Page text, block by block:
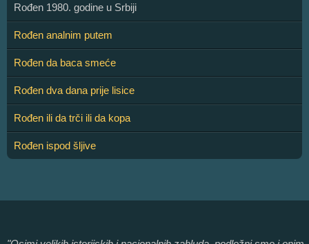
Rođen 1980. godine u Srbiji
Rođen analnim putem
Rođen da baca smeće
Rođen dva dana prije lisice
Rođen ili da trči ili da kopa
Rođen ispod šljive